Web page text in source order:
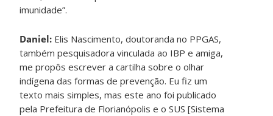
imunidade”.
Daniel: Elis Nascimento, doutoranda no PPGAS,
também pesquisadora vinculada ao IBP e amiga,
me propôs escrever a cartilha sobre o olhar
indígena das formas de prevenção. Eu fiz um
texto mais simples, mas este ano foi publicado
pela Prefeitura de Florianópolis e o SUS [Sistema